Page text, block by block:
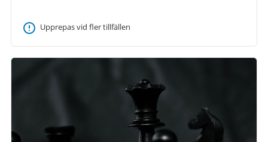
Upprepas vid fler tillfällen